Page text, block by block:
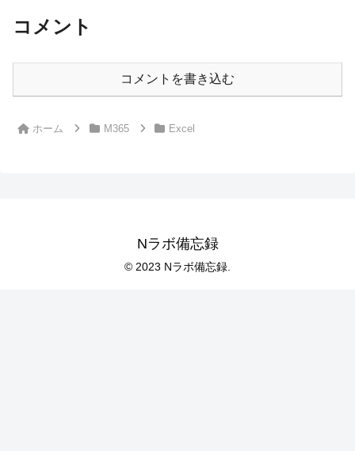
コメント
コメントを書き込む
ホーム M365 Excel
Nラボ備忘録
© 2023 Nラボ備忘録.